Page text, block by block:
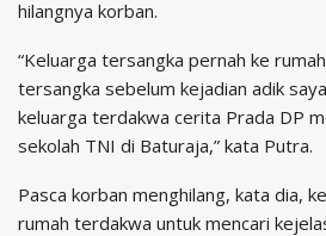
hilangnya korban.
“Keluarga tersangka pernah ke
tersangka sebelum kejadian adik
keluarga terdakwa cerita Prada DP
sekolah TNI di Baturaja,” kata Putra.
Pasca korban menghilang, kata dia,
rumah terdakwa untuk mencari